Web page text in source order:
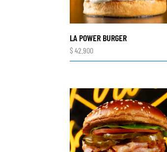
LA POWER BURGER
$ 42.900